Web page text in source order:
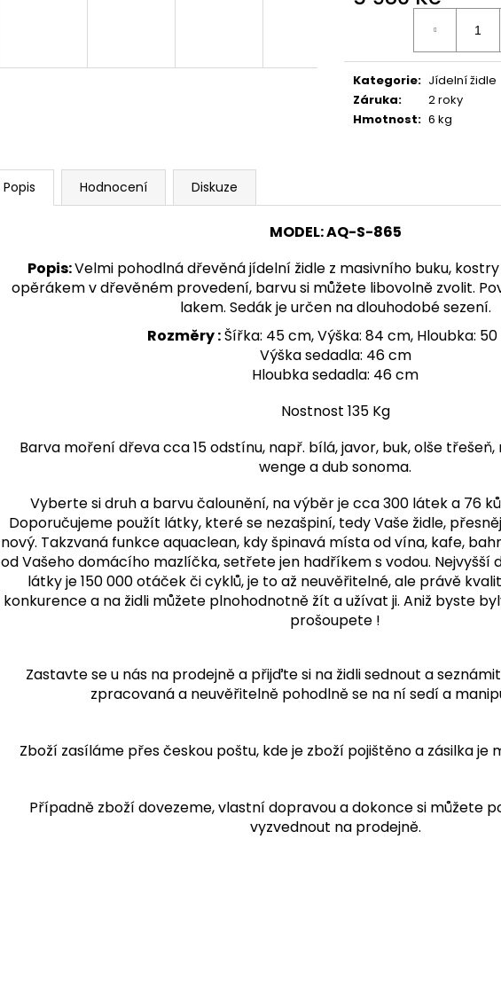
Kategorie: Jídelní židle
Záruka:
2 roky
Hmotnost: 6 kg
Popis Hodnocení Diskuze
MODEL:AQ-S-865
Popis:Velmi pohodlná dřevěná jídelní židle z masivního buku,
opěrákem v dřevěném provedení, barvu si můžete libovolně zvolit.
lakem. Sedák je určen na dlouhodobé sezení.
Rozměry :Šířka: 45 cm, Výška: 84 cm, Hloubka:
Výška sedadla: 46 cm
Hloubka sedadla: 46 cm
Nostnost 135 Kg
Barva moření dřeva cca 15 odstínu, např. bílá, javor, buk, olše
wenge a dub sonoma.
Vyberte si druh a barvu čalounění, na výběr je cca 300 látek a 76
Doporučujeme použít látky, které se nezašpiní, tedy Vaše židle,
nový. Takzvaná funkce aquaclean, kdy špinavá místa od vína, kafe,
od Vašeho domácího mazlíčka, setřete jen hadříkem s vodou. Nejvyšší
látky je 150 000 otáček či cyklů, je to až neuvěřitelné, ale právě
konkurence a na židli můžete plnohodnotně žít a užívat ji. Aniž byste
prošoupete !
Zastavte se u nás na prodejně a přijďte si na židli sednout a
zpracovaná a neuvěřitelně pohodlně se na ní sedí a
Zboží zasíláme přes českou poštu, kde je zboží pojištěno a zásilka je
Případně zboží dovezeme, vlastní dopravou a dokonce si můžete
vyzvednout na prodejně.